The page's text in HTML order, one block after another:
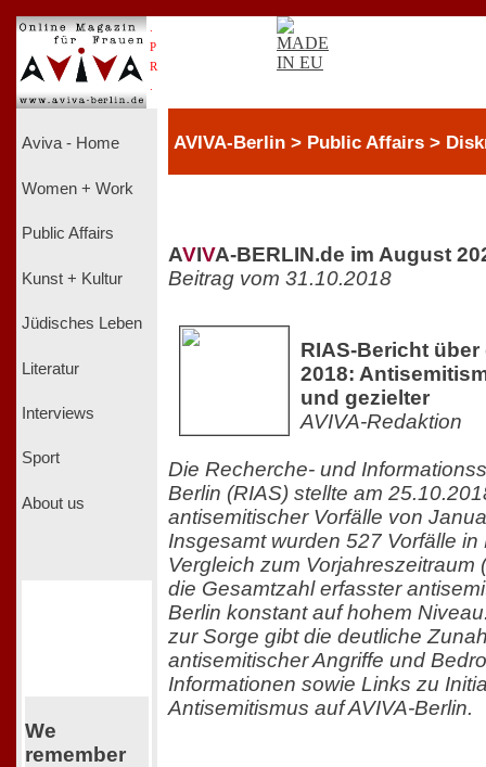
P
R
Aviva - Home
Women + Work
Public Affairs
Kunst + Kultur
Jüdisches Leben
Literatur
Interviews
Sport
About us
We
remember
AVIVA-Berlin > Public Affairs >
AVIVA-BERLIN.de im August
Beitrag vom 31.10.2018
RIAS-Bericht
2018:
und gezielter
AVIVA-Redaktion
Die Recherche- und
Berlin (RIAS) stellte am
antisemitischer Vorfälle von
Insgesamt wurden 527 Vorfälle in
Vergleich zum Vorjahreszeitraum
die Gesamtzahl erfasster
Berlin konstant auf hohem
zur Sorge gibt die deutliche
antisemitischer Angriffe und
Informationen sowie Links zu
Antisemitismus auf AVIVA-Berlin.